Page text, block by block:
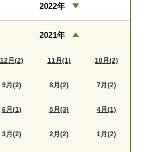
2022年
2021年
12月(2) 11月(1) 10月(2)
9月(2) 8月(2) 7月(2)
6月(1) 5月(3) 4月(1)
3月(2) 2月(2) 1月(2)